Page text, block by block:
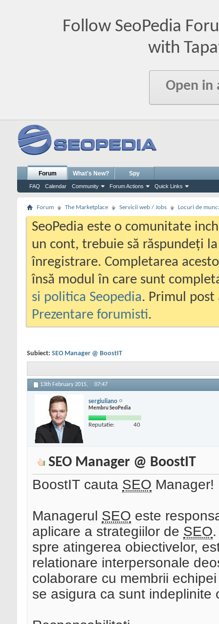
Follow SeoPedia
with
Open in
Forum
FAQ Calendar Community Forum Actions Quick Links
What's New? Spy
Forum The Marketplace Servicii web / Jobs Locuri de
SeoPedia este o comunitate
un cont, trebuie să răspundeți
înregistrare. Completarea
însă modul în care sunt
si politica Seopedia. Primul
Prezentare forumisti.
Subiect: SEO Manager @ BoostIT
13th February 2015, 07:47
sergiuliano
Membru SeoPedia
Reputatie: 40
SEO Manager @ BoostIT
BoostIT cauta SEO Manager!
Managerul SEO este
aplicare a strategiilor de SEO
spre atingerea obiectivelor,
relationare interpersonale
colaborare cu membrii
se asigura ca sunt indeplinite